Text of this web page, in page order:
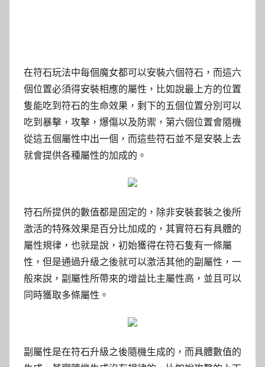
在符石玩法中每個魔女都可以安裝六個符石，而這六
個位置必須得安裝相應的屬性，比如說最上方的位置
隻能吃到符石的生命效果，剩下的五個位置分別可以
吃到暴擊，攻擊，爆傷以及防禦，第六個位置會隨機
從這五個屬性中出一個，而這些符石並不是安裝上去
就會提供各種屬性的加成的。
符石所提供的數值都是固定的，除非安裝套裝之後所
激活的特殊效果是百分比加成的，其實符石有具體的
屬性規律，也就是說，初始獲得在符石隻有一條屬
性，但是通過升級之後就可以激活其他的副屬性，一
般來說，副屬性所帶來的增益比主屬性高，並且可以
同時獲取多條屬性。
副屬性是在符石升級之後隨機生成的，而具體數值的